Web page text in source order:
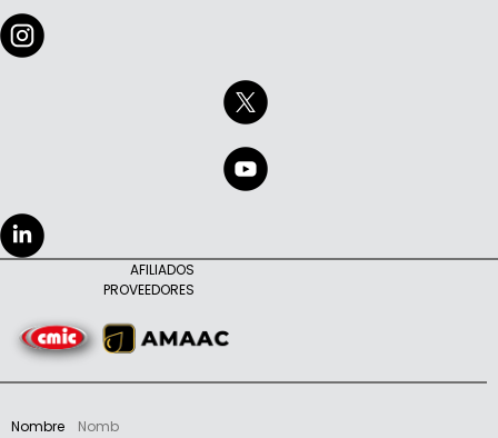
AFILIADOS
PROVEEDORES
Nombre